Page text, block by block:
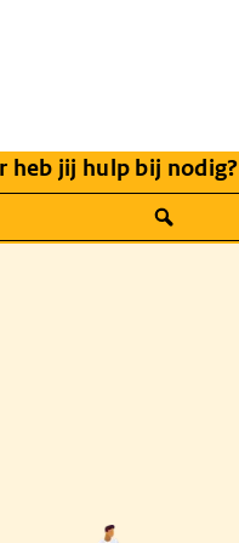
heb jij hulp bij nodig?